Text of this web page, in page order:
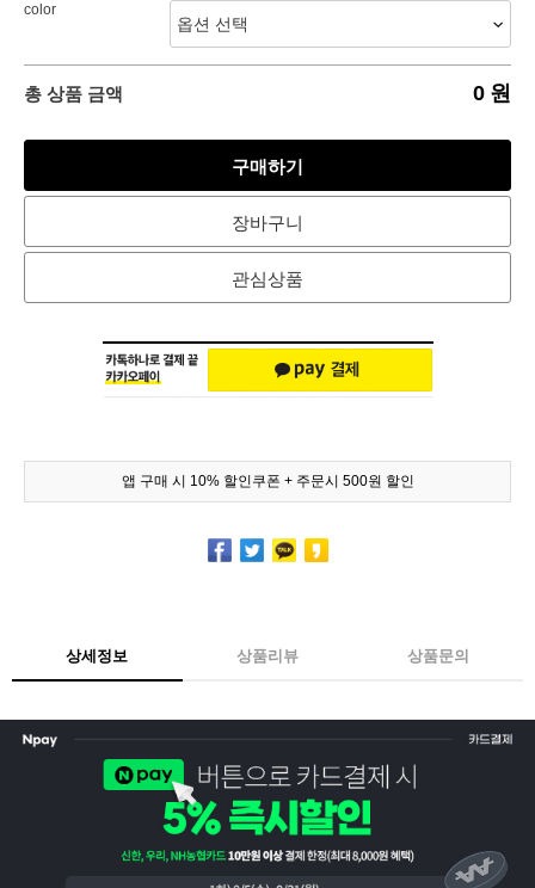
color
총 상품 금액 0 원
구매하기
장바구니
관심상품
앱 구매 시 10% 할인쿠폰 + 주문시 500원 할인
상세정보 상품리뷰 상품문의